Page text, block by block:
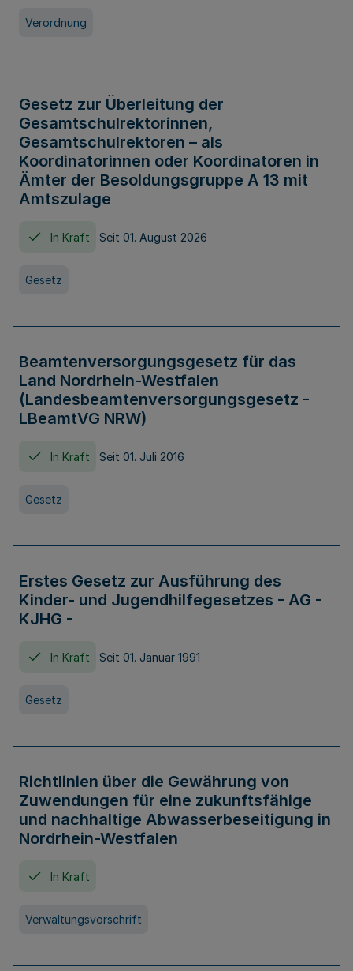
Verordnung
Gesetz zur Überleitung der
Gesamtschulrektorinnen,
Gesamtschulrektoren – als
Koordinatorinnen oder Koordinatoren in
Ämter der Besoldungsgruppe A 13 mit
Amtszulage
In Kraft Seit 01. August 2026
Gesetz
Beamtenversorgungsgesetz für das
Land Nordrhein-Westfalen
(Landesbeamtenversorgungsgesetz -
LBeamtVG NRW)
In Kraft Seit 01. Juli 2016
Gesetz
Erstes Gesetz zur Ausführung des
Kinder- und Jugendhilfegesetzes - AG -
KJHG -
In Kraft Seit 01. Januar 1991
Gesetz
Richtlinien über die Gewährung von
Zuwendungen für eine zukunftsfähige
und nachhaltige Abwasserbeseitigung in
Nordrhein-Westfalen
In Kraft
Verwaltungsvorschrift